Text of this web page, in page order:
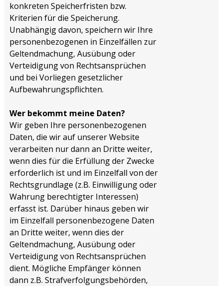
konkreten Speicherfristen bzw.
Kriterien für die Speicherung.
Unabhängig davon, speichern wir Ihre
personenbezogenen in Einzelfällen zur
Geltendmachung, Ausübung oder
Verteidigung von Rechtsansprüchen
und bei Vorliegen gesetzlicher
Aufbewahrungspflichten.
Wer bekommt meine Daten?
Wir geben Ihre personenbezogenen
Daten, die wir auf unserer Website
verarbeiten nur dann an Dritte weiter,
wenn dies für die Erfüllung der Zwecke
erforderlich ist und im Einzelfall von der
Rechtsgrundlage (z.B. Einwilligung oder
Wahrung berechtigter Interessen)
erfasst ist. Darüber hinaus geben wir
im Einzelfall personenbezogene Daten
an Dritte weiter, wenn dies der
Geltendmachung, Ausübung oder
Verteidigung von Rechtsansprüchen
dient. Mögliche Empfänger können
dann z.B. Strafverfolgungsbehörden,